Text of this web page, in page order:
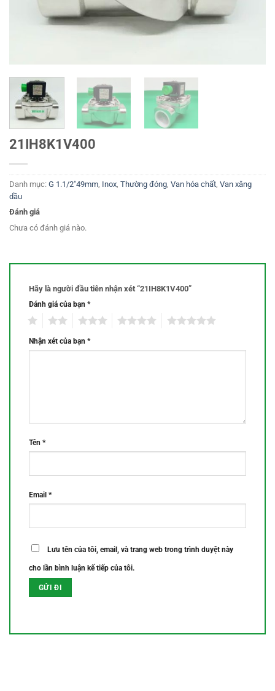
21IH8K1V400
Danh mục: G 1.1/2"49mm Inox Thường đóng Van hóa chất Van xăng
dầu
Đánh giá
Chưa có đánh giá nào.
Hãy là người đầu tiên nhận xét “21IH8K1V400”
Đánh giá của bạn *
Nhận xét của bạn *
Tên *
Email *
Lưu tên của tôi, email, và trang web trong trình duyệt này
cho lần bình luận kế tiếp của tôi.